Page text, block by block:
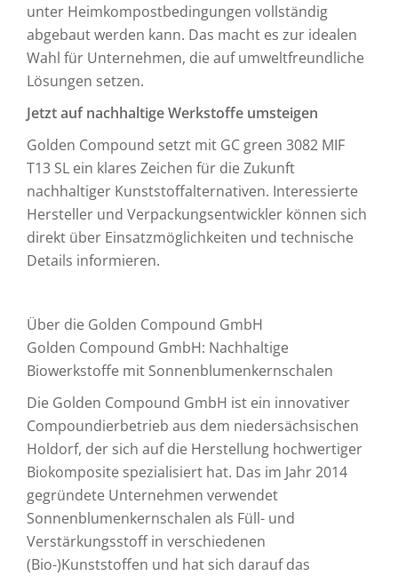
unter Heimkompostbedingungen vollständig
abgebaut werden kann. Das macht es zur idealen
Wahl für Unternehmen, die auf umweltfreundliche
Lösungen setzen.
Jetzt auf nachhaltige Werkstoffe umsteigen
Golden Compound setzt mit GC green 3082 MIF
T13 SL ein klares Zeichen für die Zukunft
nachhaltiger Kunststoffalternativen. Interessierte
Hersteller und Verpackungsentwickler können sich
direkt über Einsatzmöglichkeiten und technische
Details informieren.
Über die Golden Compound GmbH
Golden Compound GmbH: Nachhaltige
Biowerkstoffe mit Sonnenblumenkernschalen
Die Golden Compound GmbH ist ein innovativer
Compoundierbetrieb aus dem niedersächsischen
Holdorf, der sich auf die Herstellung hochwertiger
Biokomposite spezialisiert hat. Das im Jahr 2014
gegründete Unternehmen verwendet
Sonnenblumenkernschalen als Füll- und
Verstärkungsstoff in verschiedenen
(Bio-)Kunststoffen und hat sich darauf das